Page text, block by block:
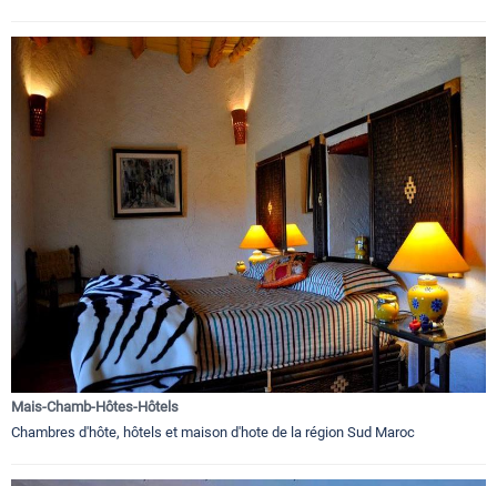
Mais-Chamb-Hôtes-Hôtels
Chambres d'hôte, hôtels et maison d'hote de la région Sud Maroc